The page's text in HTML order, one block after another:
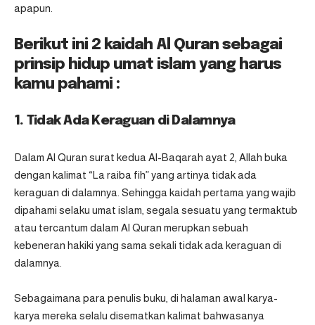
apapun.
Berikut ini 2 kaidah Al Quran sebagai
prinsip hidup umat islam yang harus
kamu pahami :
1. Tidak Ada Keraguan di Dalamnya
Dalam Al Quran surat kedua Al-Baqarah ayat 2, Allah buka
dengan kalimat “La raiba fih” yang artinya tidak ada
keraguan di dalamnya. Sehingga kaidah pertama yang wajib
dipahami selaku umat islam, segala sesuatu yang termaktub
atau tercantum dalam Al Quran merupkan sebuah
kebeneran hakiki yang sama sekali tidak ada keraguan di
dalamnya.
Sebagaimana para penulis buku, di halaman awal karya-
karya mereka selalu disematkan kalimat bahwasanya